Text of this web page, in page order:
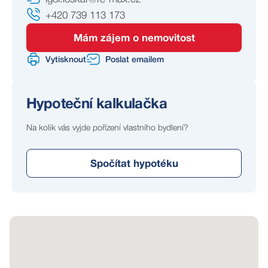
Součástí patra je také balkon s elektrickou markýzou.
Pro vážné zájemce je k dispozici technická inspekce
nemovitosti, půdorysy a další podklady k domu.
vlakové spojení do Brna a rychlé napojení na dálnici
vytvořit si bydlení podle sebe, tenhle stojí za osobní
prohlídku.
vám zajistím výhodné podmínky financování i kompletní
+420 739 113 173
Mám zájem o nemovitost
Vytisknout Poslat emailem
Hypoteční kalkulačka
Na kolik vás vyjde pořízení vlastního bydlení?
Spočítat hypotéku